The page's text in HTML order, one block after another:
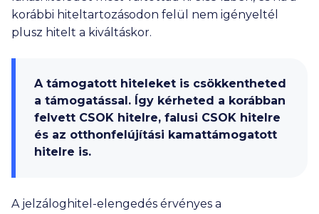
korábbi hiteltartozásodon felül nem igényeltél
plusz hitelt a kiváltáskor.
A támogatott hiteleket is csökkentheted
a támogatással. Így kérheted a korábban
felvett CSOK hitelre, falusi CSOK hitelre
és az otthonfelújítási kamattámogatott
hitelre is.
A jelzáloghitel-elengedés érvényes a